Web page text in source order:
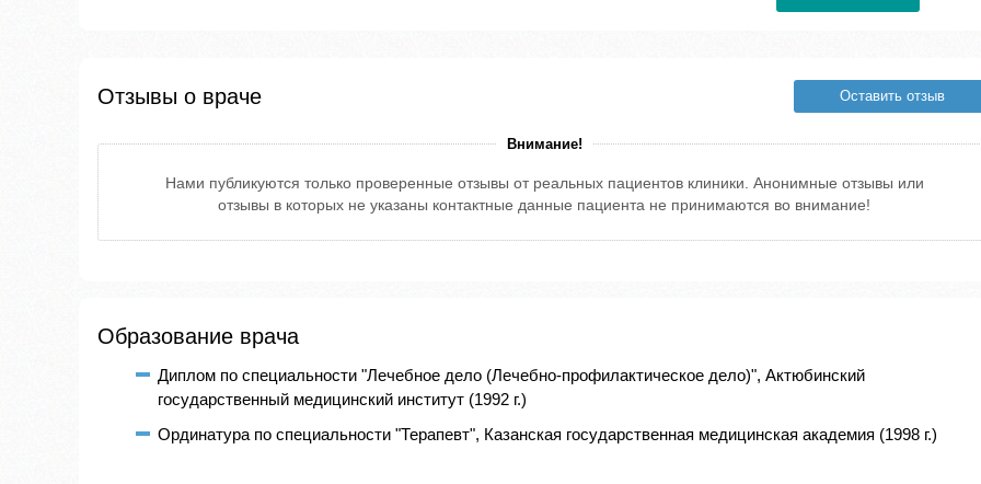
Отзывы о враче Оставить отзыв
Внимание!
Нами публикуются только проверенные отзывы от реальных пациентов клиники. Анонимные отзывы или
отзывы в которых не указаны контактные данные пациента не принимаются во внимание!
Образование врача
Диплом по специальности "Лечебное дело (Лечебно-профилактическое дело)", Актюбинский
государственный медицинский институт (1992 г.)
Ординатура по специальности "Терапевт", Казанская государственная медицинская академия (1998 г.)